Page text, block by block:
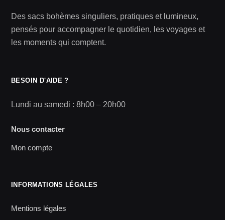
Des sacs bohèmes singuliers, pratiques et lumineux,
pensés pour accompagner le quotidien, les voyages et
les moments qui comptent.
BESOIN D'AIDE ?
Lundi au samedi : 8h00 – 20h00
Nous contacter
Mon compte
INFORMATIONS LÉGALES
Mentions légales